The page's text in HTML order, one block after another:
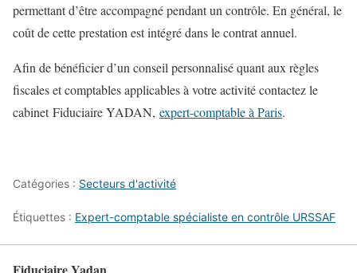
permettant d’être accompagné pendant un contrôle. En général, le
coût de cette prestation est intégré dans le contrat annuel.
Afin de bénéficier d’un conseil personnalisé quant aux règles
fiscales et comptables applicables à votre activité contactez le
cabinet Fiduciaire YADAN, expert-comptable à Paris.
Catégories : Secteurs d'activité
Étiquettes : Expert-comptable spécialiste en contrôle URSSAF
Fiduciaire Yadan